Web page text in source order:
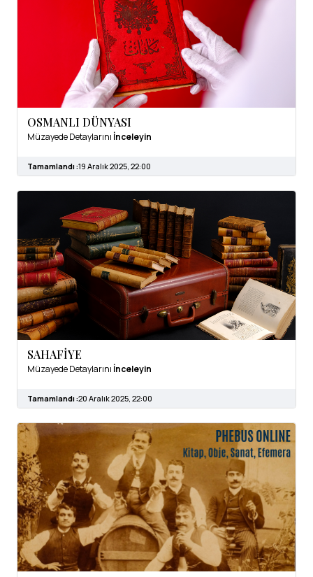
OSMANLI DÜNYASI
Müzayede Detaylarını İnceleyin
Tamamlandı :19 Aralık 2025, 22:00
SAHAFİYE
Müzayede Detaylarını İnceleyin
Tamamlandı :20 Aralık 2025, 22:00